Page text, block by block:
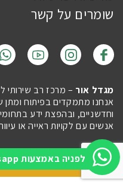
לפניה באמצעות Whatsapp
שומרים על קשר
מגדל אור – מרכז רב שירותי
אנחנו מתמקדים בפיתוח ומתן
וחדשניים, ובהפצת ידע
אנשים עם לקויות ראייה או
Imaginet